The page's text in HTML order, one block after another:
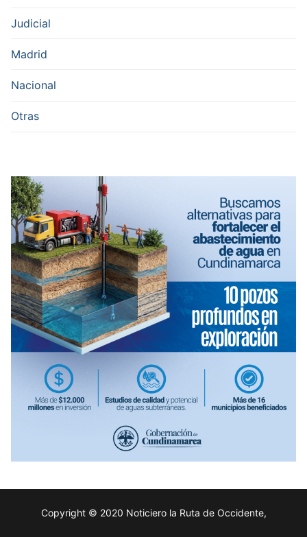
Judicial
Madrid
Nacional
Otras
Copyright © 2020 Noticiero la Ruta de Occidente,